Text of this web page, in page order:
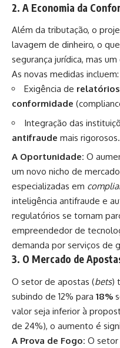
2. A Economia da
Além da tributação, o
lavagem de dinheiro, o
segurança jurídica, mas
As novas medidas incluem:
Exigência de
conformidade
Integração das
antifraude mais rigorosos.
A Oportunidade: O
um novo nicho de
especializadas em
inteligência antifraude e
regulatórios se tornam
empreendedor de
demanda por serviços de
3. O Mercado de
O setor de apostas (bets)
subindo de 12% para 18%
valor seja inferior à
de 24%), o aumento é
A Prova de Fogo: O setor